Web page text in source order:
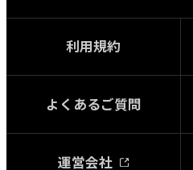
利用規約
よくあるご質問
運営会社